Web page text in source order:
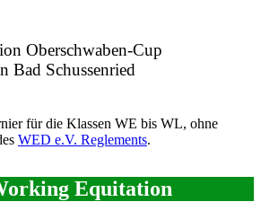
Oberschwaben-Cup
Bad Schussenried
für die Klassen WE bis WL, ohne
WED e.V. Reglements.
Equitation